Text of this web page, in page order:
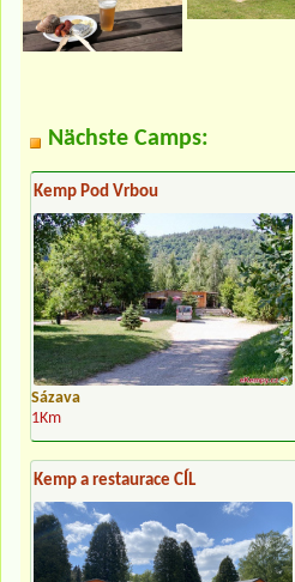
Nächste Camps:
Kemp Pod Vrbou
Sázava
1Km
Kemp a restaurace CÍL